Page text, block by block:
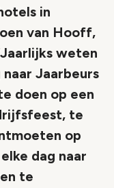
in
van Hooff,
weten
Jaarbeurs
doen op een
te
op
dag naar
te